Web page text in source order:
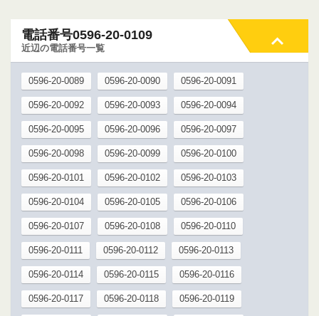
電話番号0596-20-0109
近辺の電話番号一覧
0596-20-0089 0596-20-0090 0596-20-0091
0596-20-0092 0596-20-0093 0596-20-0094
0596-20-0095 0596-20-0096 0596-20-0097
0596-20-0098 0596-20-0099 0596-20-0100
0596-20-0101 0596-20-0102 0596-20-0103
0596-20-0104 0596-20-0105 0596-20-0106
0596-20-0107 0596-20-0108 0596-20-0110
0596-20-0111 0596-20-0112 0596-20-0113
0596-20-0114 0596-20-0115 0596-20-0116
0596-20-0117 0596-20-0118 0596-20-0119